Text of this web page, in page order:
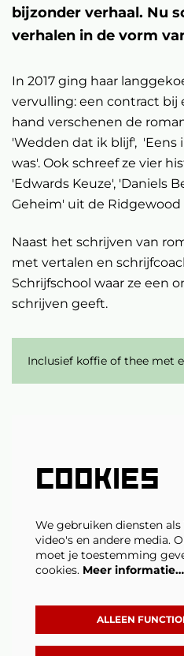
bijzonder verhaal. Nu
verhalen in de vorm
In 2017 ging haar
vervulling: een contract bij
hand verschenen de
'Wedden dat ik blijf', 'Eens
was'. Ook schreef ze vier
'Edwards Keuze', 'Daniels
Geheim' uit de Ridgewood
Naast het schrijven van
met vertalen en
Schrijfschool waar ze een
schrijven geeft.
Inclusief koffie of thee met
COOKIES
We gebruiken diensten
video's en andere media.
moet je toestemming
cookies. Meer informatie…
ALLEEN